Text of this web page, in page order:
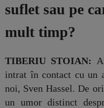
suflet sau pe
mult timp?
TIBERIU STOIAN:
intrat în contact cu un
noi, Sven Hassel. De
un umor distinct